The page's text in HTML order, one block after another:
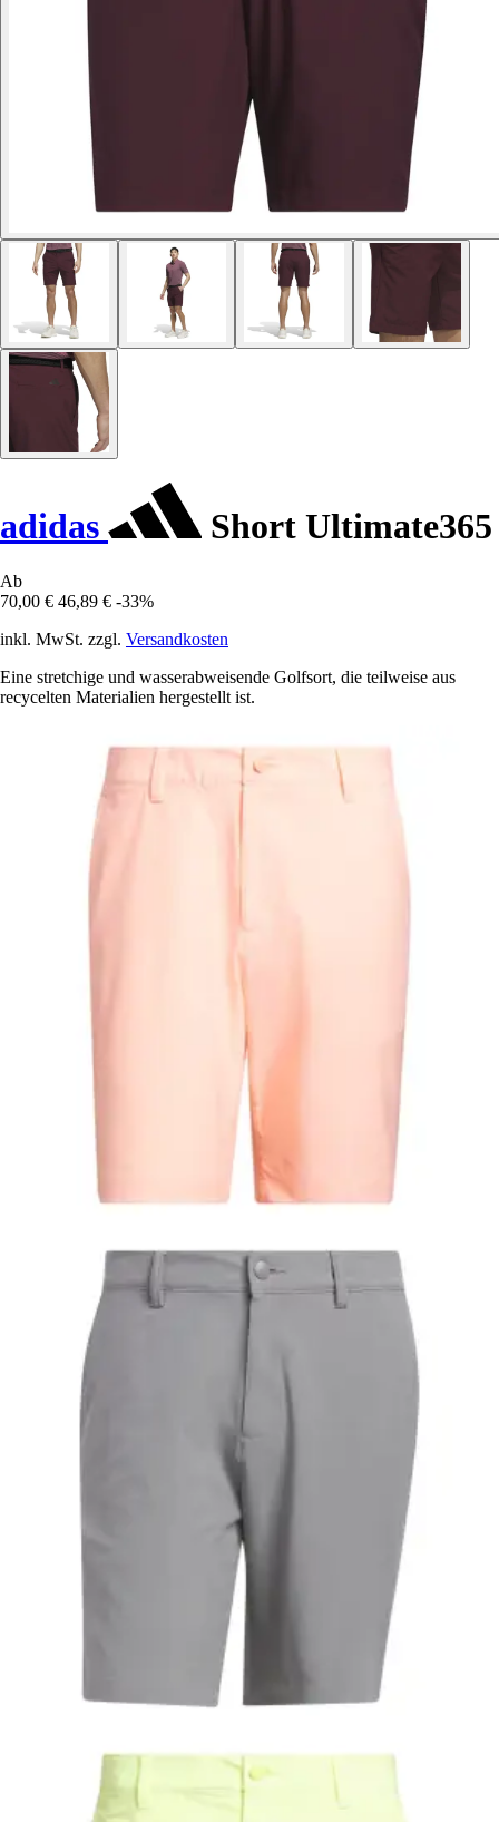
adidas Short Ultimate365
Ab
70,00 € 46,89 € -33%
inkl. MwSt. zzgl. Versandkosten
Eine stretchige und wasserabweisende Golfsort, die teilweise aus
recycelten Materialien hergestellt ist.